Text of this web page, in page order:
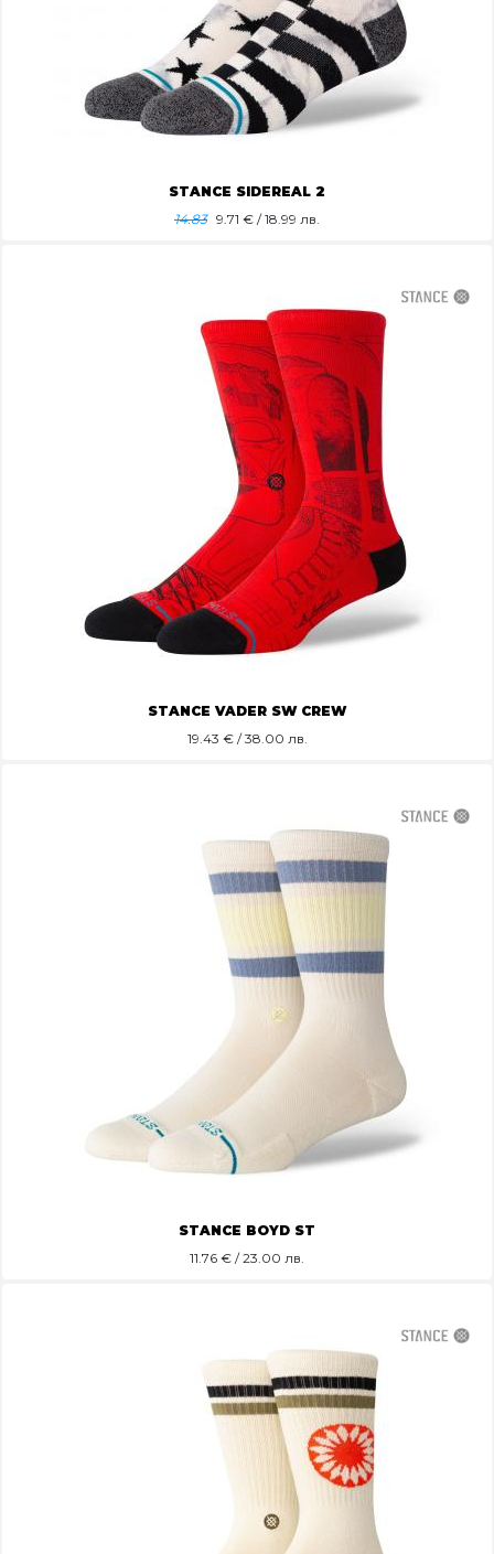
STANCE SIDEREAL 2
14.83 9.71 € / 18.99 лв.
STANCE VADER SW CREW
19.43 € / 38.00 лв.
STANCE BOYD ST
11.76 € / 23.00 лв.